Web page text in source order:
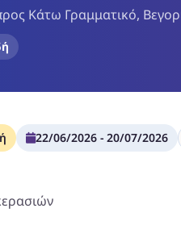
Κάτω Γραμματικό,
22/06/2026 - 20/07/2026